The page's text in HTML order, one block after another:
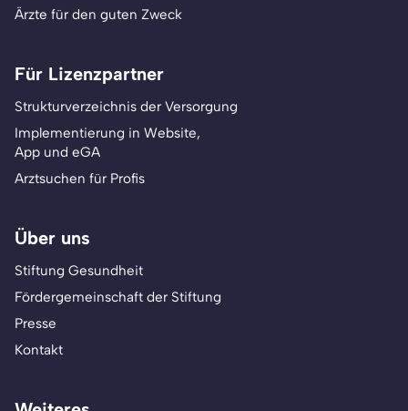
Ärzte für den guten Zweck
Für Lizenzpartner
Strukturverzeichnis der Versorgung
Implementierung in Website,
App und eGA
Arztsuchen für Profis
Über uns
Stiftung Gesundheit
Fördergemeinschaft der Stiftung
Presse
Kontakt